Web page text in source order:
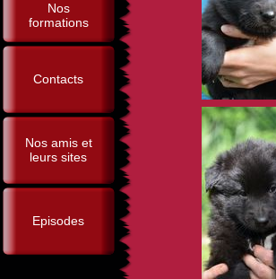
Nos
formations
Contacts
Nos amis et
leurs sites
Episodes